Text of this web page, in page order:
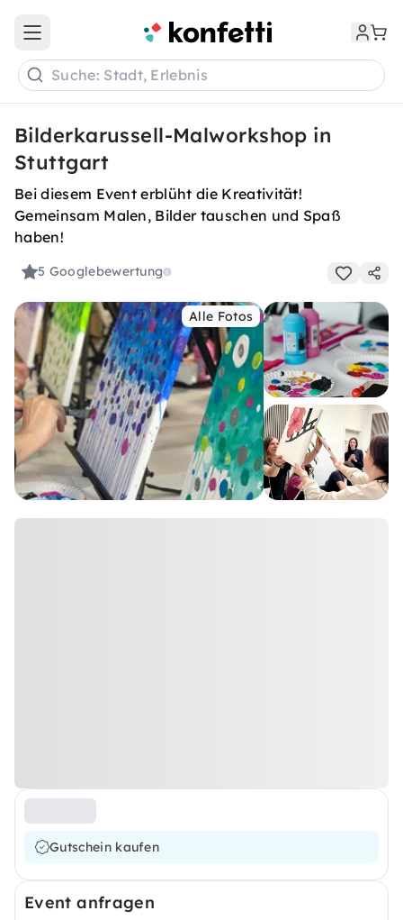
Open main menu
Suche: Stadt, Erlebnis
Bilderkarussell-Malworkshop in
Stuttgart
Bei diesem Event erblüht die Kreativität!
Gemeinsam Malen, Bilder tauschen und Spaß
haben!
5 Googlebewertung
Alle Fotos
Gutschein kaufen
Event anfragen